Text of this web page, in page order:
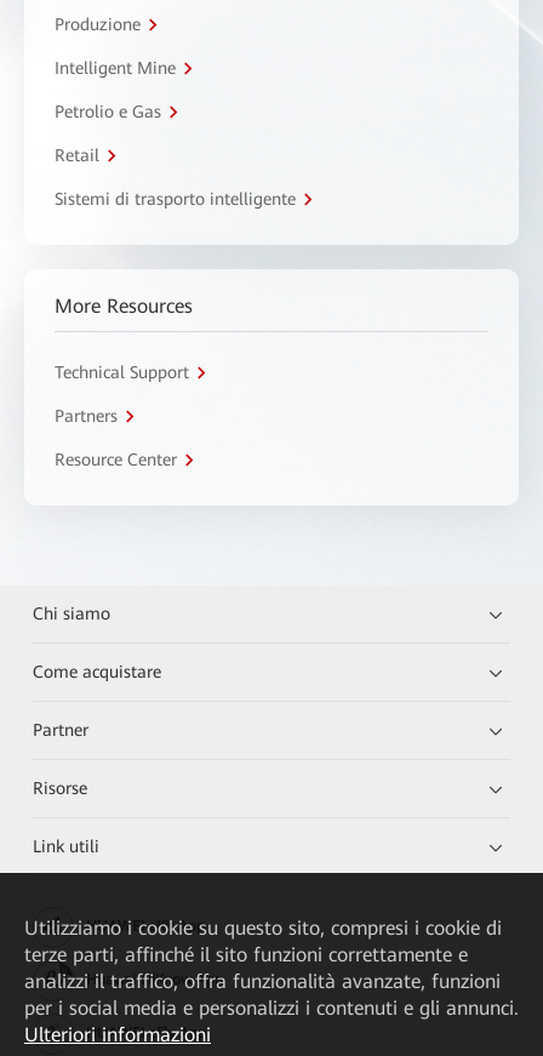
Produzione
Intelligent Mine
Petrolio e Gas
Retail
Sistemi di trasporto intelligente
More Resources
Technical Support
Partners
Resource Center
Chi siamo
Come acquistare
Partner
Risorse
Link utili
HUAWEI eKit App
Huawei HiKnow App
HUAWEI eFly App
Utilizziamo i cookie su questo sito, compresi i cookie di
terze parti, affinché il sito funzioni correttamente e
analizzi il traffico, offra funzionalità avanzate, funzioni
per i social media e personalizzi i contenuti e gli annunci.
Ulteriori informazioni